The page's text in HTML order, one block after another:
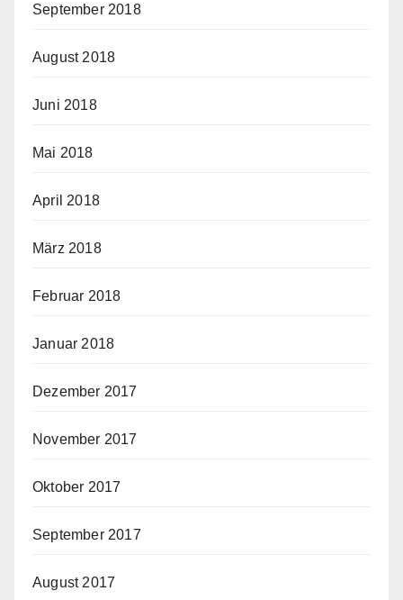
September 2018
August 2018
Juni 2018
Mai 2018
April 2018
März 2018
Februar 2018
Januar 2018
Dezember 2017
November 2017
Oktober 2017
September 2017
August 2017